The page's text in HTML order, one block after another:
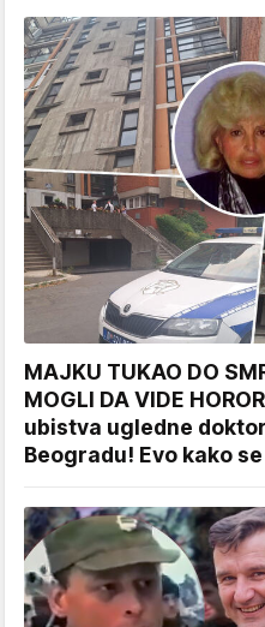
MAJKU TUKAO DO
MOGLI DA VIDE
ubistva ugledne
Beogradu! Evo kako